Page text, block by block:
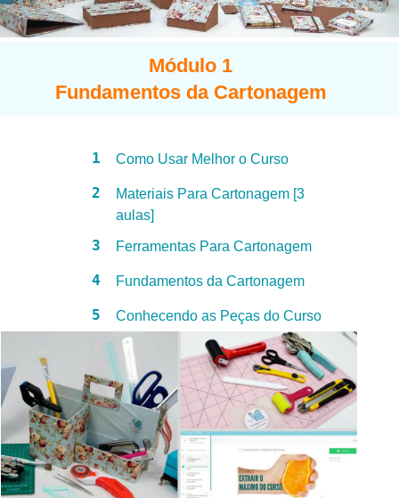
Módulo 1
Fundamentos da Cartonagem
1 Como Usar Melhor o Curso
2
Materiais Para Cartonagem [3
aulas]
3 Ferramentas Para Cartonagem
4 Fundamentos da Cartonagem
5 Conhecendo as Peças do Curso